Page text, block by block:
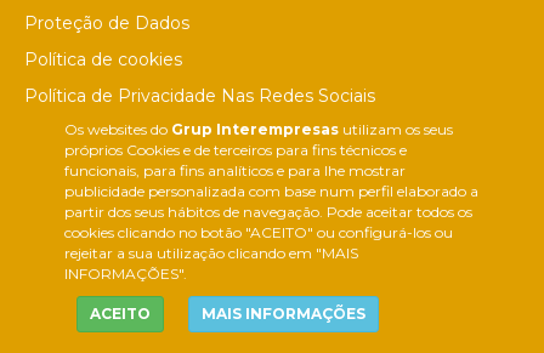
Os websites do Grup Interempresasutilizam os seus
próprios Cookies e de terceiros para fins técnicos e
funcionais, para fins analíticos e para lhe mostrar
publicidade personalizada com base num perfil elaborado a
partir dos seus hábitos de navegação. Pode aceitar todos os
cookies clicando no botão "ACEITO" ou configurá-los ou
rejeitar a sua utilização clicando em "MAIS
INFORMAÇÕES".
ACEITO MAIS INFORMAÇÕES
Proteção de Dados
Política de cookies
Política de Privacidade Nas Redes Sociais
Canal de denúncias
Colaborações editoriais